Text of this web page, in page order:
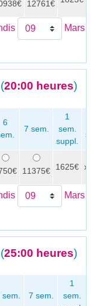
12761€
Mars
20:00 heures)
6
7 sem.
1
sem.
suppl.
11375€ 1625€ x
Mars
25:00 heures)
sem. 7 sem.
1
sem.